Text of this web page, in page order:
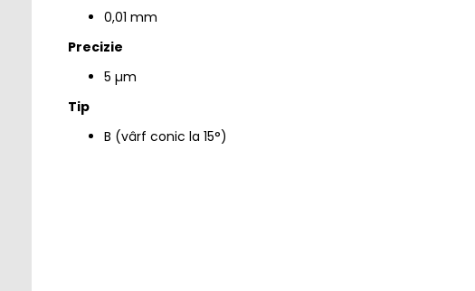
0,01 mm
Precizie
5 µm
Tip
B (vârf conic la 15°)